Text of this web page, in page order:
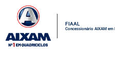
FIAAL
Concessionário AIXAM em